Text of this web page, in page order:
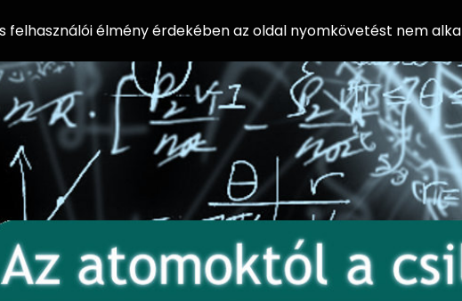
AZ
AT
Előadássorozat
felhasználói élmény érdekében az oldal nyomkövetést nem